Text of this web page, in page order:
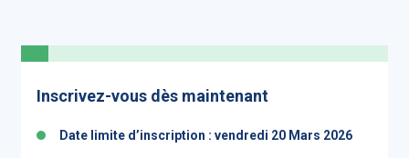
Inscrivez-vous dès maintenant
Date limite d’inscription : vendredi 20 Mars 2026